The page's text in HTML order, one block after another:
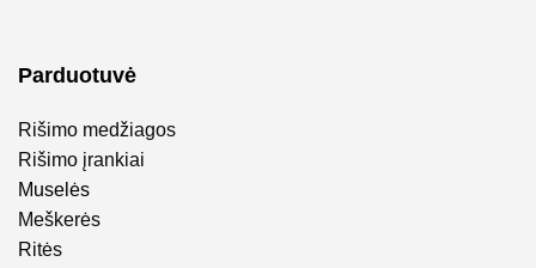
Parduotuvė
Rišimo medžiagos
Rišimo įrankiai
Muselės
Meškerės
Ritės